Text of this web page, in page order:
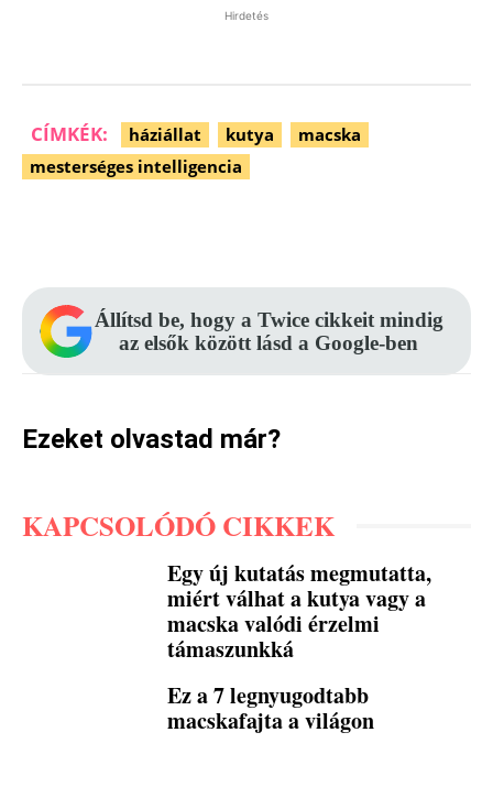
Hirdetés
CÍMKÉK: háziállat kutya
macska
mesterséges intelligencia
Állítsd be, hogy a Twice cikkeit mindig
az elsők között lásd a Google-ben
Ezeket olvastad már?
KAPCSOLÓDÓ CIKKEK
Egy új kutatás megmutatta,
miért válhat a kutya vagy a
macska valódi érzelmi
támaszunkká
Ez a 7 legnyugodtabb
macskafajta a világon